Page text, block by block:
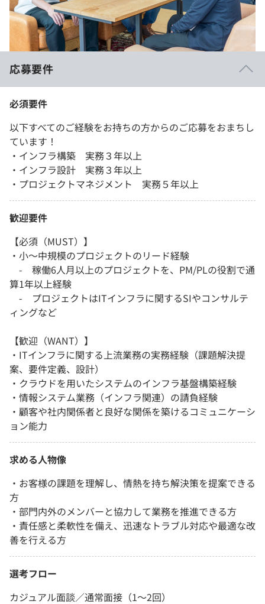
応募要件
必須要件
以下すべてのご経験をお持ちの方からのご応募をおまちし
ています！
・インフラ構築 実務３年以上
・インフラ設計 実務３年以上
・プロジェクトマネジメント 実務５年以上
歓迎要件
【必須（MUST）】
・小～中規模のプロジェクトのリード経験
- 稼働6人月以上のプロジェクトを、PM/PLの役割で通
算1年以上経験
- プロジェクトはITインフラに関するSIやコンサルテ
ィングなど
【歓迎（WANT）】
・ITインフラに関する上流業務の実務経験（課題解決提
案、要件定義、設計）
・クラウドを用いたシステムのインフラ基盤構築経験
・情報システム業務（インフラ関連）の請負経験
・顧客や社内関係者と良好な関係を築けるコミュニケーシ
ョン能力
求める人物像
・お客様の課題を理解し、情熱を持ち解決策を提案できる
方
・部門内外のメンバーと協力して業務を推進できる方
・責任感と柔軟性を備え、迅速なトラブル対応や最適な改
善を行える方
選考フロー
カジュアル面談／通常面接（1～2回）